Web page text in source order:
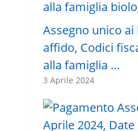
Assegno unico
affido, Codici
alla famiglia …
3 Aprile 2024